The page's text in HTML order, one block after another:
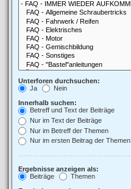
Unterforen durchsuchen:
Ja
Nein
Innerhalb suchen:
Betreff und Text der Beiträge
Nur im Text der Beiträge
Nur im Betreff der Themen
Nur im ersten Beitrag der Themen
Ergebnisse anzeigen als:
Beiträge
Themen